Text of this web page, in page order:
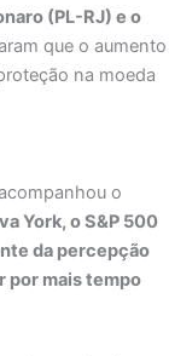
(PL-RJ) e o
que o aumento
na moeda
o
York, o S&P 500
da percepção
por mais tempo